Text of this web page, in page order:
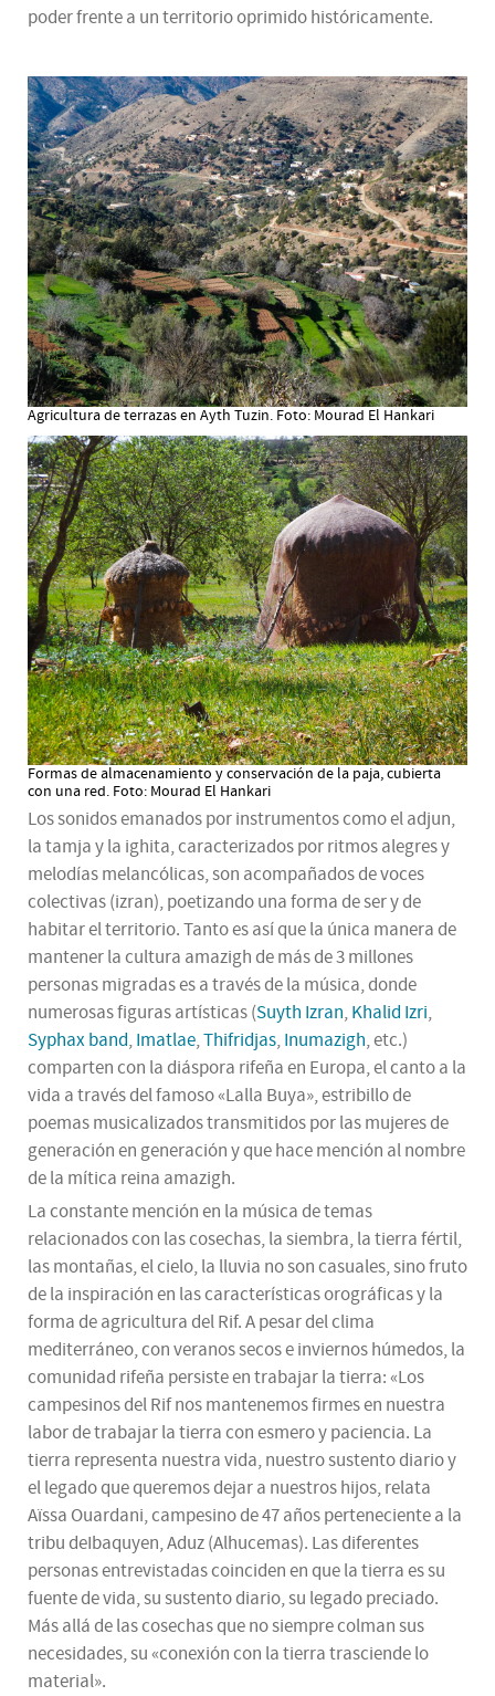
poder frente a un territorio oprimido históricamente.
Agricultura de terrazas en Ayth Tuzin. Foto: Mourad El Hankari
Formas de almacenamiento y conservación de la paja, cubierta
con una red. Foto: Mourad El Hankari
Los sonidos emanados por instrumentos como el adjun,
la tamja y la ighita, caracterizados por ritmos alegres y
melodías melancólicas, son acompañados de voces
colectivas (izran), poetizando una forma de ser y de
habitar el territorio. Tanto es así que la única manera de
mantener la cultura amazigh de más de 3 millones
personas migradas es a través de la música, donde
numerosas figuras artísticas (Suyth Izran,Khalid Izri,
Syphax band,Imatlae,Thifridjas,Inumazigh, etc.)
comparten con la diáspora rifeña en Europa, el canto a la
vida a través del famoso «Lalla Buya», estribillo de
poemas musicalizados transmitidos por las mujeres de
generación en generación y que hace mención al nombre
de la mítica reina amazigh.
La constante mención en la música de temas
relacionados con las cosechas, la siembra, la tierra fértil,
las montañas, el cielo, la lluvia no son casuales, sino fruto
de la inspiración en las características orográficas y la
forma de agricultura del Rif. A pesar del clima
mediterráneo, con veranos secos e inviernos húmedos, la
comunidad rifeña persiste en trabajar la tierra: «Los
campesinos del Rif nos mantenemos firmes en nuestra
labor de trabajar la tierra con esmero y paciencia. La
tierra representa nuestra vida, nuestro sustento diario y
el legado que queremos dejar a nuestros hijos, relata
Aïssa Ouardani, campesino de 47 años perteneciente a la
tribu deIbaquyen, Aduz (Alhucemas). Las diferentes
personas entrevistadas coinciden en que la tierra es su
fuente de vida, su sustento diario, su legado preciado.
Más allá de las cosechas que no siempre colman sus
necesidades, su «conexión con la tierra trasciende lo
material».